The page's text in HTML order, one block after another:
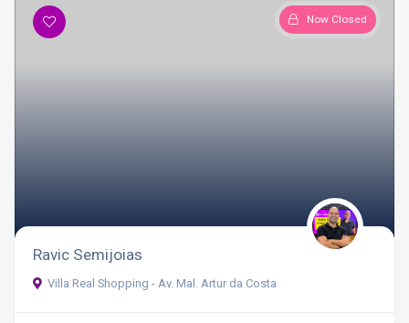
Now Closed
Ravic Semijoias
Villa Real Shopping - Av. Mal. Artur da Costa